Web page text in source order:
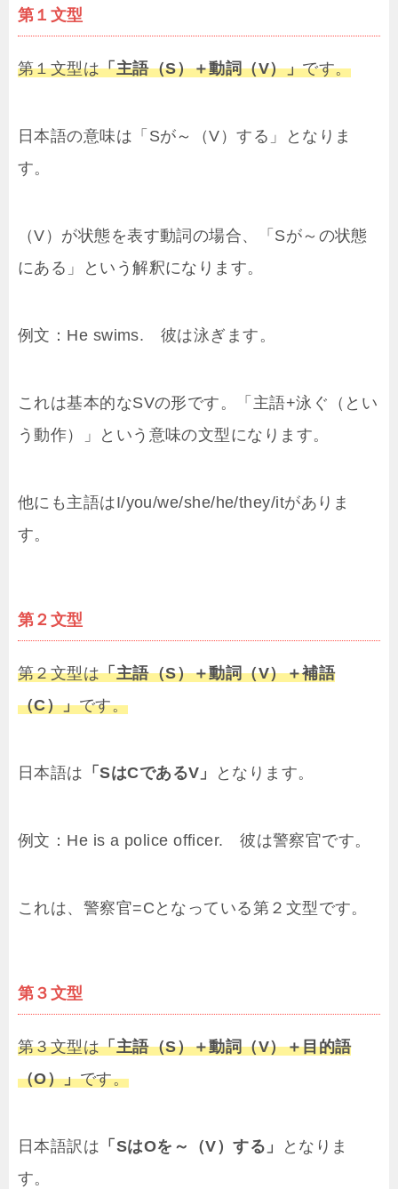
第１文型
第１文型は「主語（S）＋動詞（V）」です。
日本語の意味は「Sが～（V）する」となりま
す。
（V）が状態を表す動詞の場合、「Sが～の状態
にある」という解釈になります。
例文：He swims. 彼は泳ぎます。
これは基本的なSVの形です。「主語+泳ぐ（とい
う動作）」という意味の文型になります。
他にも主語はI/you/we/she/he/they/itがありま
す。
第２文型
第２文型は「主語（S）＋動詞（V）＋補語
（C）」です。
日本語は 「SはCであるV」 となります。
例文：He is a police officer. 彼は警察官です。
これは、警察官=Cとなっている第２文型です。
第３文型
第３文型は「主語（S）＋動詞（V）＋目的語
（O）」です。
日本語訳は 「SはOを～（V）する」
となりま
す。